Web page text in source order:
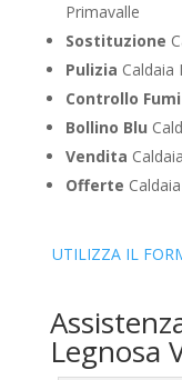
Primavalle
Sostituzione
Pulizia Caldaia
Controllo Fumi
Bollino Blu
Vendita
Offerte
UTILIZZA IL
Legnosa